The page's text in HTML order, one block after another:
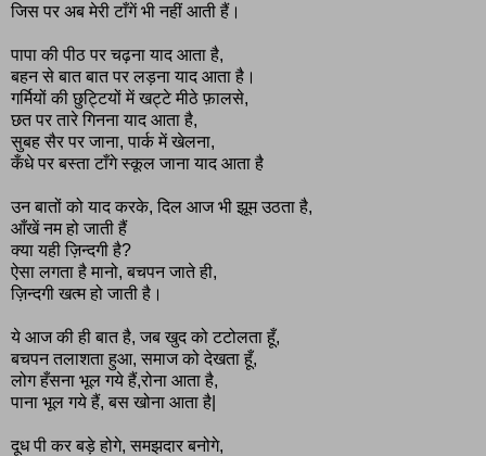
जिस पर अब मेरी टाँगें भी नहीं आती हैं।
पापा की पीठ पर चढ़ना याद आता है,
बहन से बात बात पर लड़ना याद आता है।
गर्मियों की छुट्टियों में खट्टे मीठे फ़ालसे,
छत पर तारे गिनना याद आता है,
सुबह सैर पर जाना, पार्क में खेलना,
कँधे पर बस्ता टाँगे स्कूल जाना याद आता है
उन बातों को याद करके, दिल आज भी झूम उठता है,
आँखें नम हो जाती हैं
क्या यही ज़िन्दगी है?
ऐसा लगता है मानो, बचपन जाते ही,
ज़िन्दगी खत्म हो जाती है।
ये आज की ही बात है, जब खुद को टटोलता हूँ,
बचपन तलाशता हुआ, समाज को देखता हूँ,
लोग हँसना भूल गये हैं,रोना आता है,
पाना भूल गये हैं, बस खोना आता है|
दूध पी कर बड़े होगे, समझदार बनोगे,